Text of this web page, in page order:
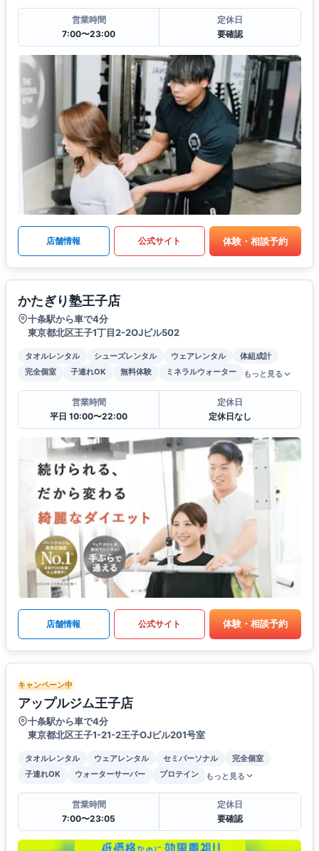
営業時間
7:00〜23:00
定休日
要確認
店舗情報 公式サイト 体験・相談予約
かたぎり塾王子店
十条駅から車で4分
東京都北区王子1丁目2-2OJビル502
タオルレンタル シューズレンタル ウェアレンタル
体組成計
完全個室
子連れOK 無料体験 ミネラルウォーター もっと見る
営業時間
平日 10:00〜22:00
定休日
定休日なし
店舗情報 公式サイト 体験・相談予約
キャンペーン中
アップルジム王子店
十条駅から車で4分
東京都北区王子1-21-2王子OJビル201号室
タオルレンタル ウェアレンタル セミパーソナル
完全個室
子連れOK
ウォーターサーバー プロテイン もっと見る
営業時間
7:00〜23:05
定休日
要確認